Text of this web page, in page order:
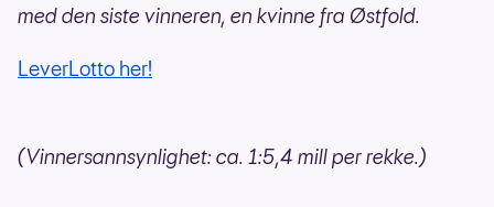
med den siste vinneren, en kvinne fra Østfold.
LeverLotto her!
(Vinnersannsynlighet: ca. 1:5,4 mill per rekke.)